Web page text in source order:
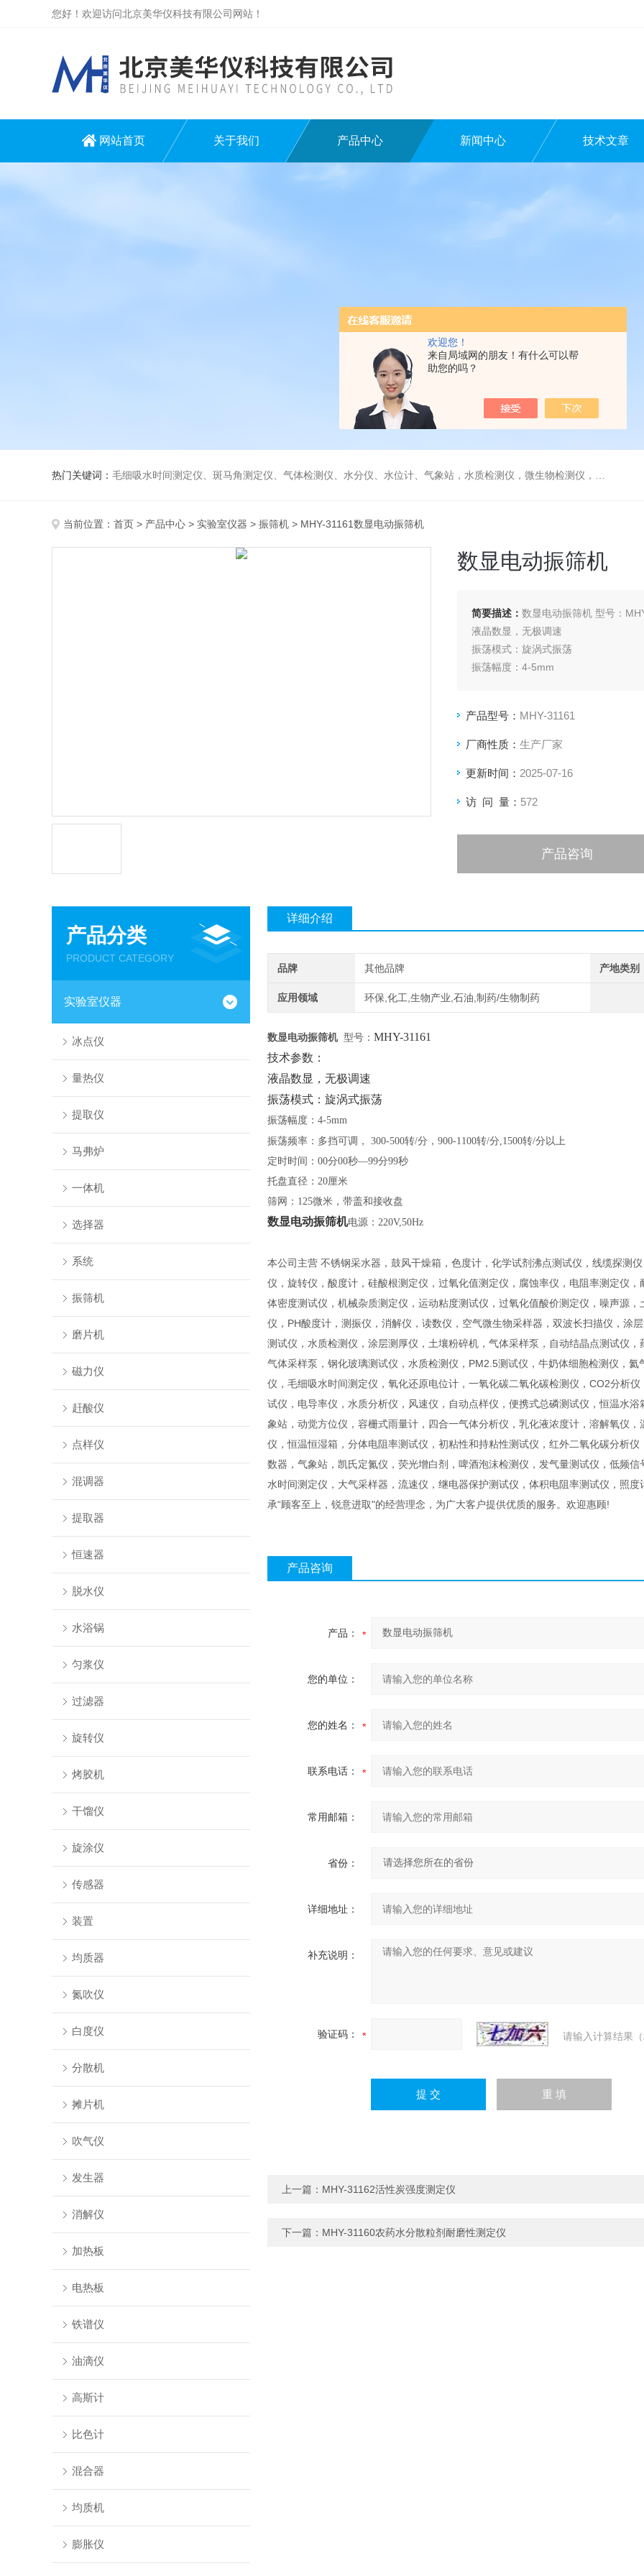
欢迎您！
来自局域网的朋友！有什么可以帮
助您的吗？
您好！欢迎访问北京美华仪科技有限公司网站！
网站首页 关于我们 产品中心 新闻中心 技术文章
热门关键词： 毛细吸水时间测定仪、斑马角测定仪、气体检测仪、水分仪、水位计、气象站，水质检测仪，微生物检测仪，气体检测仪
当前位置： 首页 > 产品中心 > 实验室仪器 > 振筛机 > MHY-31161数显电动振筛机
数显电动振筛机
简要描述： 数显电动振筛机 型号：
液晶数显，无极调速
振荡模式：旋涡式振荡
振荡幅度：4-5mm
产品型号： MHY-31161
厂商性质： 生产厂家
更新时间： 2025-07-16
访 问 量： 572
产品咨询
产品分类
PRODUCT CATEGORY
实验室仪器
冰点仪
量热仪
提取仪
马弗炉
一体机
选择器
系统
振筛机
磨片机
磁力仪
赶酸仪
点样仪
混调器
提取器
恒速器
脱水仪
水浴锅
匀浆仪
过滤器
旋转仪
烤胶机
干馏仪
旋涂仪
传感器
装置
均质器
氮吹仪
白度仪
分散机
摊片机
吹气仪
发生器
消解仪
加热板
电热板
铁谱仪
油滴仪
高斯计
比色计
混合器
均质机
膨胀仪
详细介绍
品牌 其他品牌 产地类别
应用领域 环保,化工,生物产业,石油,制药/生物制药
数显电动振筛机型号： MHY-31161
技术参数：
液晶数显，无极调速
振荡模式：旋涡式振荡
振荡幅度： 4-5mm
振荡频率：多挡可调，
300-500转/分，900-1100转/分,1500转/分以上
定时时间： 00分00秒—99分99秒
托盘直径： 20厘米
筛网： 125微米，带盖和接收盘
数显电动振筛机电源： 220V,50Hz
本公司主营 不锈钢采水器，鼓风干燥箱，色度计，化学试剂沸点测试仪，线缆探测
仪，旋转仪，酸度计，硅酸根测定仪，过氧化值测定仪，腐蚀率仪，电阻率测定仪
体密度测试仪，机械杂质测定仪，运动粘度测试仪，过氧化值酸价测定仪，噪声源
仪，PH酸度计，测振仪，消解仪，读数仪，空气微生物采样器，双波长扫描仪，涂
测试仪，水质检测仪，涂层测厚仪，土壤粉碎机，气体采样泵，自动结晶点测试仪
气体采样泵，钢化玻璃测试仪，水质检测仪，PM2.5测试仪，牛奶体细胞检测仪，
仪，毛细吸水时间测定仪，氧化还原电位计，一氧化碳二氧化碳检测仪，CO2分析
试仪，电导率仪，水质分析仪，风速仪，自动点样仪，便携式总磷测试仪，恒温水
象站，动觉方位仪，容栅式雨量计，四合一气体分析仪，乳化液浓度计，溶解氧仪
仪，恒温恒湿箱，分体电阻率测试仪，初粘性和持粘性测试仪，红外二氧化碳分析
数器，气象站，凯氏定氮仪，荧光增白剂，啤酒泡沫检测仪，发气量测试仪，低频
水时间测定仪，大气采样器，流速仪，继电器保护测试仪，体积电阻率测试仪，照
承“顾客至上，锐意进取"的经营理念，为广大客户提供优质的服务。欢迎惠顾!
产品咨询
产品：
您的单位：
您的姓名：
联系电话：
常用邮箱：
省份：
详细地址：
补充说明：
验证码： 请输入计算结果
上一篇： MHY-31162活性炭强度测定仪
下一篇： MHY-31160农药水分散粒剂耐磨性测定仪